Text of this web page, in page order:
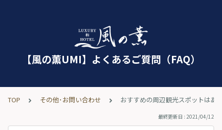
【風の薫UMI】よくあるご質問（FAQ）
TOP その他･お問い合わせ おすすめの周辺観光スポットはあ
最終更新日 : 2021/04/12